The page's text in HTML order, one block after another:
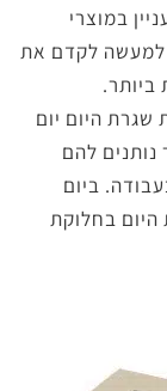
במוצרי
למעשה לקדם את
ביותר.
שגרת היום יום
נותנים להם
ביום
היום בחלוקת